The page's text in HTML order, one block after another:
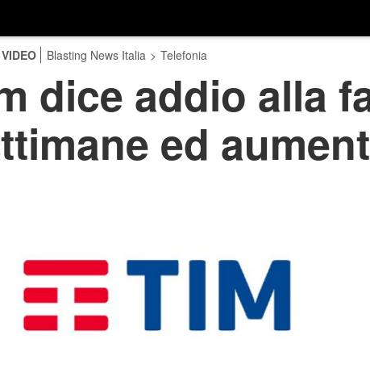
Blasting News Italia > Telefonia
dice addio alla
ed